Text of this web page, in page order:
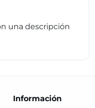
una descripción
Información